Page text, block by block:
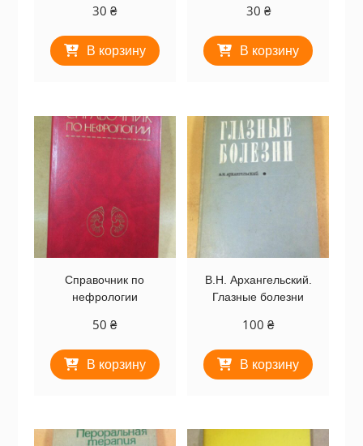
30₴
В корзину
30 ₴
В корзину
Справочник по
нефрологии
50₴
В корзину
В.Н. Архангельский.
Глазные болезни
100₴
В корзину